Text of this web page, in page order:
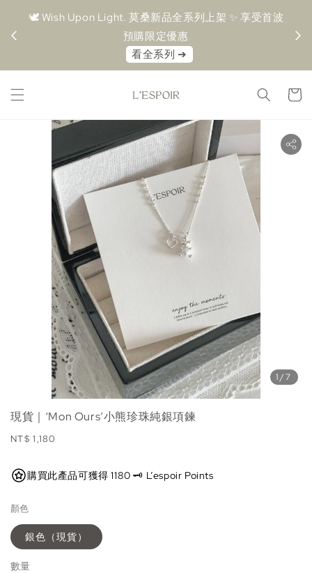
🕊️ Wish Upon Light. 莫桑新品全系列上架 ✨ 享受首波
預購限定優惠⁠
⁠看全系列 ➔⁠
1/7
現貨｜‘Mon Ours’小熊珍珠純銀項鍊
Regular
NT$ 1,180
購買此產品可獲得 1180 🗝️ L’espoir Points
顏色
銀色（現貨）
數量